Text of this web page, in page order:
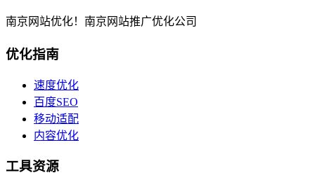
南京网站优化！南京网站推广优化公司
优化指南
速度优化
百度SEO
移动适配
内容优化
工具资源